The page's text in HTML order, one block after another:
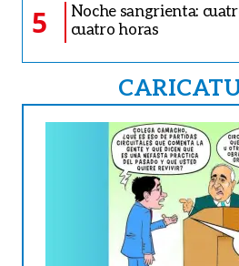
5
Noche sangrienta:
cuatro horas